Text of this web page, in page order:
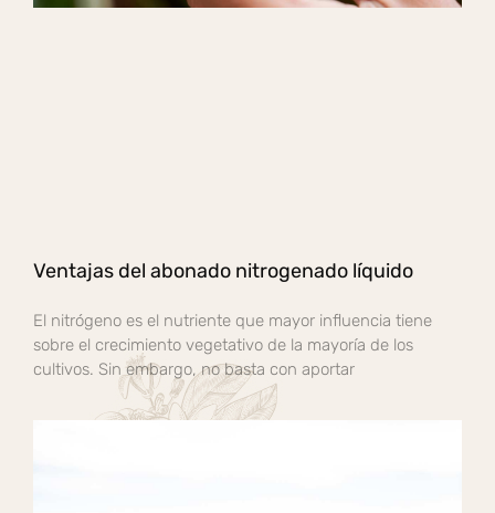
Ventajas del abonado nitrogenado líquido
El nitrógeno es el nutriente que mayor influencia tiene
sobre el crecimiento vegetativo de la mayoría de los
cultivos. Sin embargo, no basta con aportar